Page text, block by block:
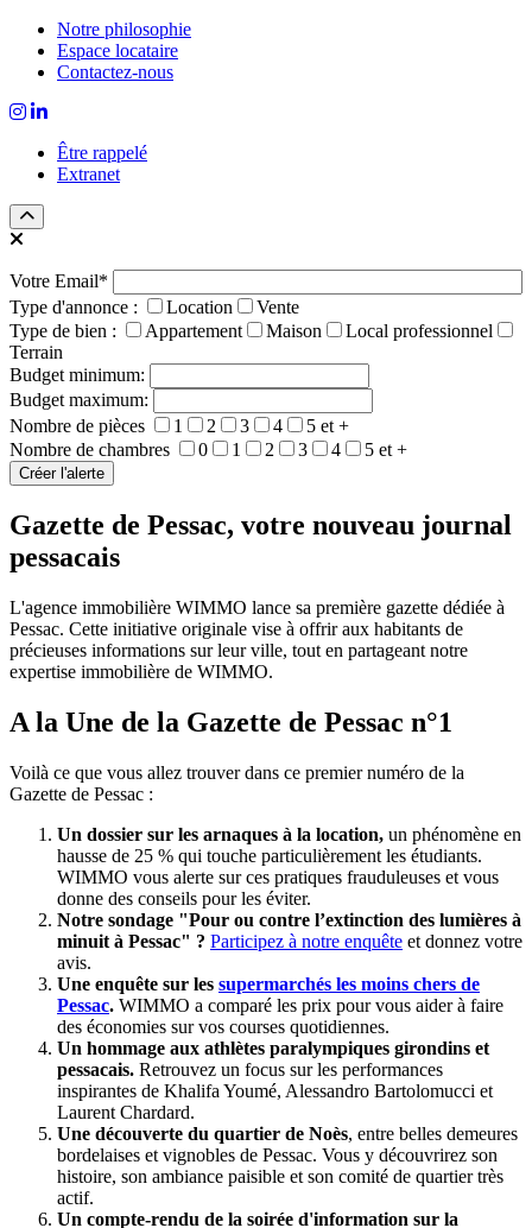
Notre philosophie
Espace locataire
Contactez-nous
Être rappelé
Extranet
Votre Email*
Type d'annonce :
Location
Vente
Type de bien :
Appartement Maison
Local professionnel
Terrain
Budget minimum:
Budget maximum:
Nombre de pièces
1 2 3 4
5 et +
Nombre de chambres
0 1 2 3 4 5 et +
Gazette de Pessac, votre nouveau journal
pessacais
L'agence immobilière WIMMO lance sa première gazette dédiée à
Pessac. Cette initiative originale vise à offrir aux habitants de
précieuses informations sur leur ville, tout en partageant notre
expertise immobilière de WIMMO.
A la Une de la Gazette de Pessac n°1
Voilà ce que vous allez trouver dans ce premier numéro de la
Gazette de Pessac :
Un dossier sur les arnaques à la location, un phénomène en
hausse de 25 % qui touche particulièrement les étudiants.
WIMMO vous alerte sur ces pratiques frauduleuses et vous
donne des conseils pour les éviter.
Notre sondage "Pour ou contre l’extinction des lumières à
minuit à Pessac" ? Participez à notre enquête et donnez votre
avis.
Une enquête sur les supermarchés les moins chers de
Pessac. WIMMO a comparé les prix pour vous aider à faire
des économies sur vos courses quotidiennes.
Un hommage aux athlètes paralympiques girondins et
pessacais. Retrouvez un focus sur les performances
inspirantes de Khalifa Youmé, Alessandro Bartolomucci et
Laurent Chardard.
Une découverte du quartier de Noès, entre belles demeures
bordelaises et vignobles de Pessac. Vous y découvrirez son
histoire, son ambiance paisible et son comité de quartier très
actif.
Un compte-rendu de la soirée d'information sur la